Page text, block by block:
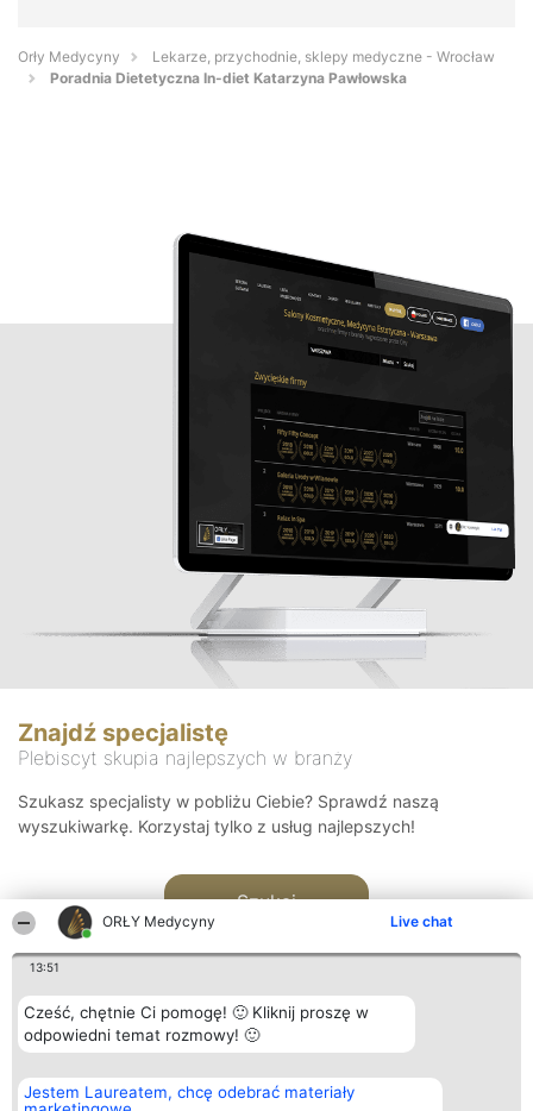
ORŁY Medycyny Live chat
13:51
Cześć, chętnie Ci pomogę! 🙂 Kliknij proszę w
odpowiedni temat rozmowy! 🙂
Jestem Laureatem, chcę odebrać materiały
Orły Medycyny
Lekarze, przychodnie, sklepy medyczne - Wrocław
Poradnia Dietetyczna In-diet Katarzyna Pawłowska
Znajdź specjalistę
Plebiscyt skupia najlepszych w branży
Szukasz specjalisty w pobliżu Ciebie? Sprawdź naszą
wyszukiwarkę. Korzystaj tylko z usług najlepszych!
Szukaj
Organizator plebiscytu
Bright Side Solutions sp. z o.
Plebiscyt
Laureaci
Kontakt
Kontakt